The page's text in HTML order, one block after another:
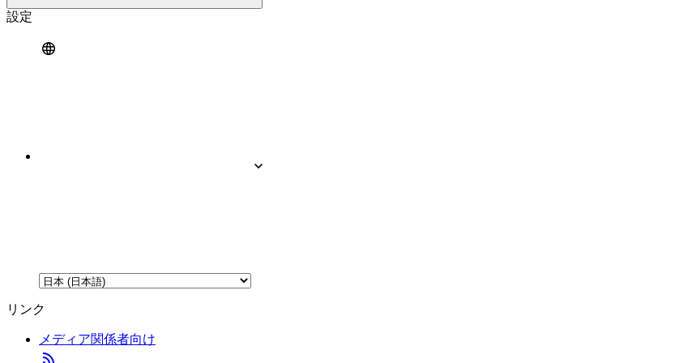
設定
リンク
メディア関係者向け